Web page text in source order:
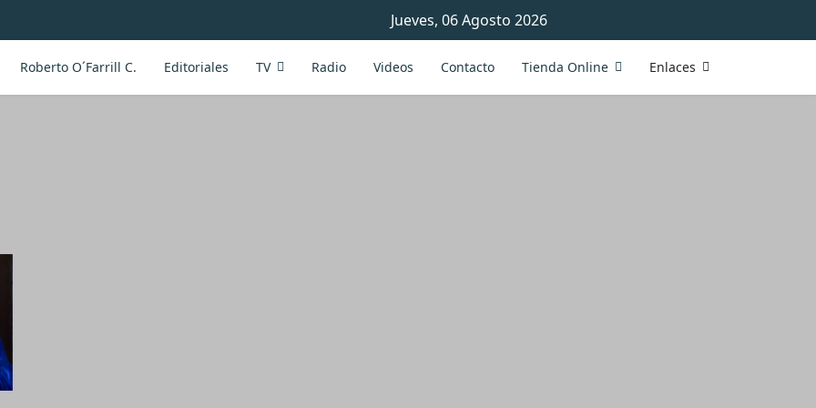
Jueves, 06 Agosto 2026
Roberto O´Farrill C. Editoriales TV Radio Videos Contacto Tienda Online Enlaces